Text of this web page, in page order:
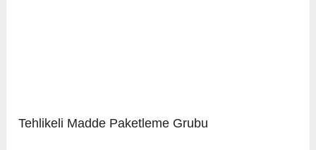
Tehlikeli Madde Paketleme Grubu